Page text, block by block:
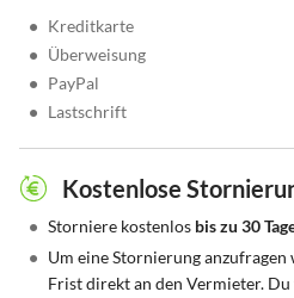
• Kreditkarte
• Überweisung
• PayPal
• Lastschrift
Kostenlose
• Storniere kostenlos bis zu 30
• Um eine Stornierung
Frist direkt an den Vermieter.